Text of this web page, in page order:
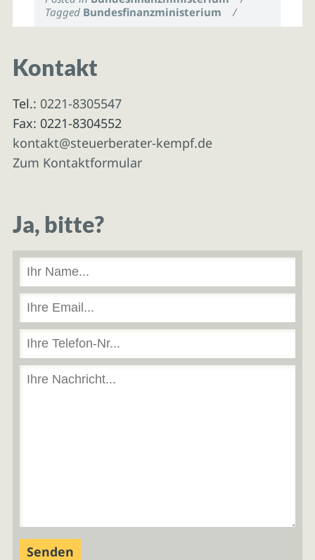
Tagged Bundesfinanzministerium /
Kontakt
Tel.: 0221-8305547
Fax: 0221-8304552
kontakt@steuerberater-kempf.de
Zum Kontaktformular
Ja, bitte?